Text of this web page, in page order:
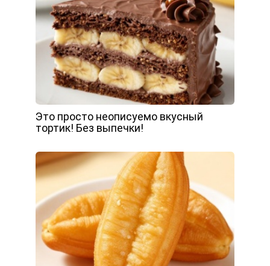
Это просто неописуемо вкусный
тортик! Без выпечки!